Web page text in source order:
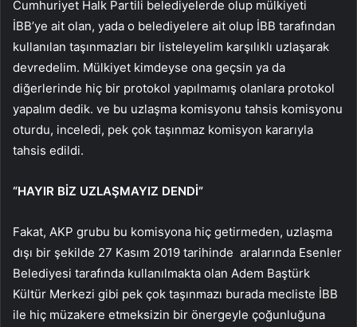
Cumhuriyet Halk Partili belediyelerde olup mülkiyeti
İBB’ye ait olan, yada o belediyelere ait olup İBB tarafından
kullanılan taşınmazları bir listeleyelim karşılıklı uzlaşarak
devredelim. Mülkiyet kimdeyse ona geçsin ya da
diğerlerinde hiç bir protokol yapılmamış olanlara protokol
yapalım dedik. ve bu uzlaşma komisyonu tahsis komisyonu
oturdu, inceledi, pek çok taşınmaz komisyon kararıyla
tahsis edildi.
“HAYIR BİZ UZLAŞMAYIZ DENDİ”
Fakat, AKP grubu bu komisyona hiç getirmeden, uzlaşma
dışı bir şekilde 27 Kasım 2019 tarihinde aralarında Esenler
Belediyesi tarafında kullanılmakta olan Adem Baştürk
Kültür Merkezi gibi pek çok taşınmazı burada mecliste İBB
ile hiç müzakere etmeksizin bir önergeyle çoğunluğuna